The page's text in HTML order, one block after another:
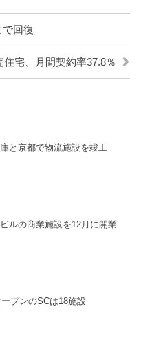
回復
宅、月間契約率37.8％
と京都で物流施設を竣工
ルの商業施設を12月に開業
プンのSCは18施設